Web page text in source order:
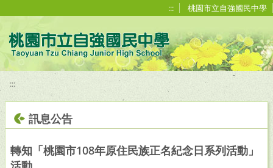
::: 桃園市立自強國民中學
:::
訊息公告
轉知「桃園市108年原住民族正名紀念日系列活動」